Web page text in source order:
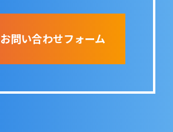
お問い合わせフォーム